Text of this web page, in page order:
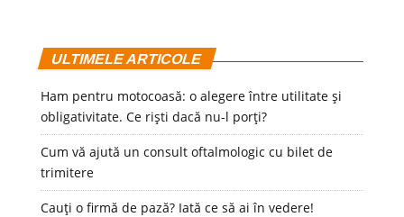
ULTIMELE ARTICOLE
Ham pentru motocoasă: o alegere între utilitate și
obligativitate. Ce riști dacă nu-l porți?
Cum vă ajută un consult oftalmologic cu bilet de
trimitere
Cauți o firmă de pază? Iată ce să ai în vedere!